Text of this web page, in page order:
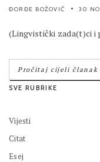
ĐORĐE BOŽOVIĆ 30
(Lingvistički zada(t)ci i
Pročitaj cijeli članak
SVE RUBRIKE
Vijesti
Citat
Esej